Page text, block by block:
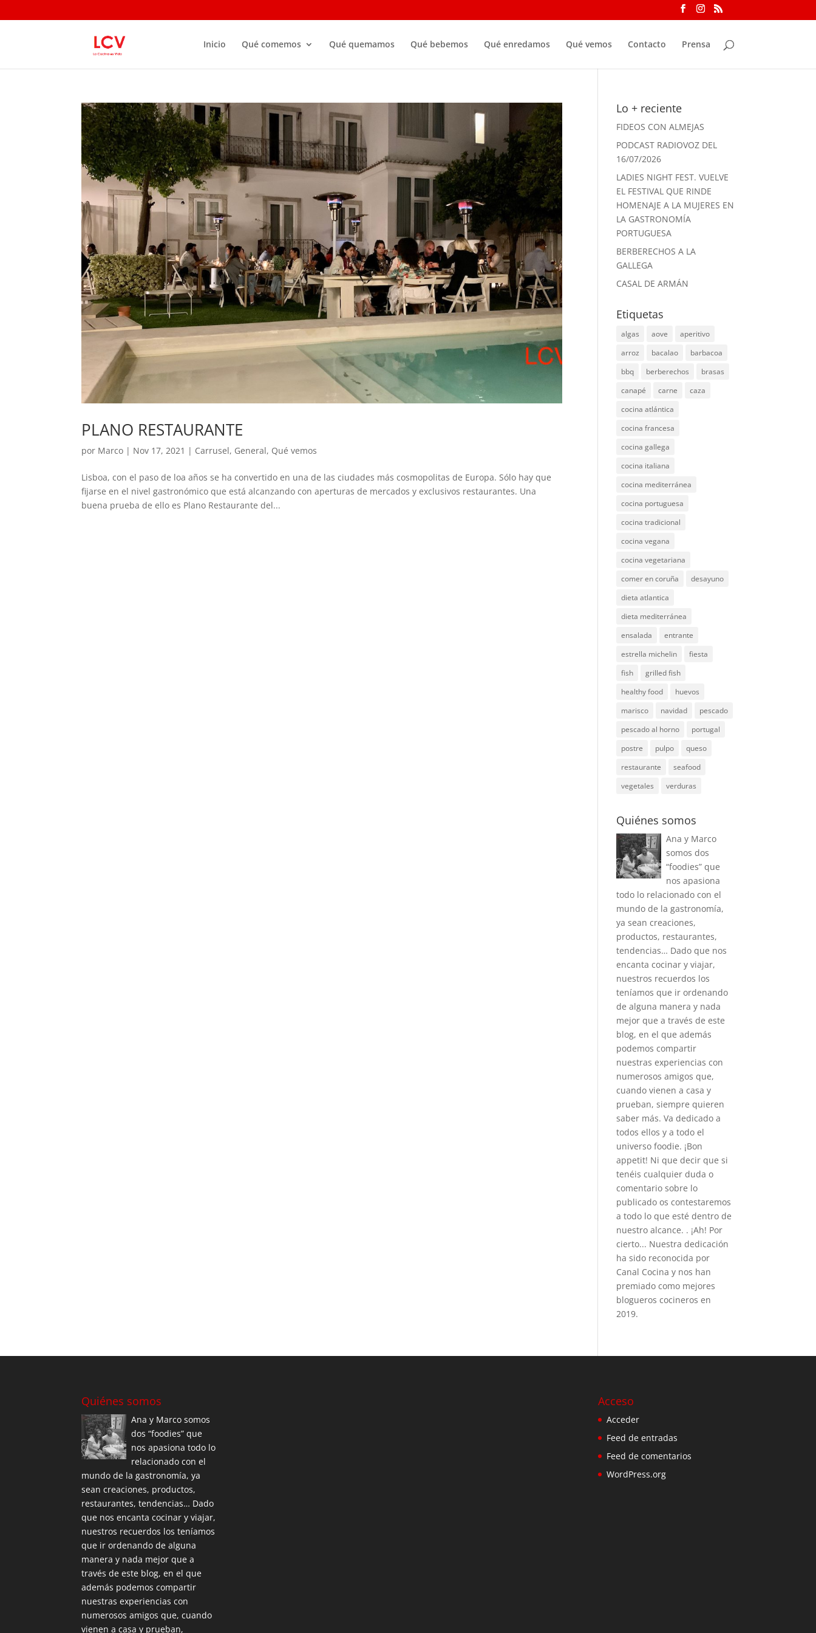
Inicio Qué comemos Qué quemamos Qué bebemos Qué enredamos Qué vemos Contacto Prensa
PLANO RESTAURANTE
por Marco | Nov 17, 2021 | Carrusel, General, Qué vemos
Lisboa, con el paso de loa años se ha convertido en una de las ciudades más cosmopolitas de Europa. Sólo hay que
fijarse en el nivel gastronómico que está alcanzando con aperturas de mercados y exclusivos restaurantes. Una
buena prueba de ello es Plano Restaurante del...
Lo + reciente
FIDEOS CON ALMEJAS
PODCAST RADIOVOZ DEL
16/07/2026
LADIES NIGHT FEST. VUELVE
EL FESTIVAL QUE RINDE
HOMENAJE A LA MUJERES EN
LA GASTRONOMÍA
PORTUGUESA
BERBERECHOS A LA
GALLEGA
CASAL DE ARMÁN
Etiquetas
algas aove
aperitivo
arroz
bacalao
barbacoa
bbq
berberechos
brasas
canapé
carne
caza
cocina atlántica
cocina francesa
cocina gallega
cocina italiana
cocina mediterránea
cocina portuguesa
cocina tradicional
cocina vegana
cocina vegetariana
comer en coruña
desayuno
dieta atlantica
dieta mediterránea
ensalada
entrante
estrella michelin
fiesta
fish
grilled fish
healthy food
huevos
marisco
navidad
pescado
pescado al horno
portugal
postre
pulpo
queso
restaurante
seafood
vegetales
verduras
Quiénes somos
Ana y Marco
somos dos
“foodies” que
nos apasiona
todo lo relacionado con el
mundo de la gastronomía,
ya sean creaciones,
productos, restaurantes,
tendencias… Dado que nos
encanta cocinar y viajar,
nuestros recuerdos los
teníamos que ir ordenando
de alguna manera y nada
mejor que a través de este
blog, en el que además
podemos compartir
nuestras experiencias con
numerosos amigos que,
cuando vienen a casa y
prueban, siempre quieren
saber más. Va dedicado a
todos ellos y a todo el
universo foodie. ¡Bon
appetit! Ni que decir que si
tenéis cualquier duda o
comentario sobre lo
publicado os contestaremos
a todo lo que esté dentro de
nuestro alcance. . ¡Ah! Por
cierto... Nuestra dedicación
ha sido reconocida por
Canal Cocina y nos han
premiado como mejores
blogueros cocineros en
2019.
Quiénes somos
Ana y Marco somos
dos “foodies” que
nos apasiona todo lo
relacionado con el
mundo de la gastronomía, ya
sean creaciones, productos,
restaurantes, tendencias… Dado
que nos encanta cocinar y viajar,
nuestros recuerdos los teníamos
que ir ordenando de alguna
manera y nada mejor que a
través de este blog, en el que
además podemos compartir
nuestras experiencias con
numerosos amigos que, cuando
vienen a casa y prueban,
Acceso
Acceder
Feed de entradas
Feed de comentarios
WordPress.org